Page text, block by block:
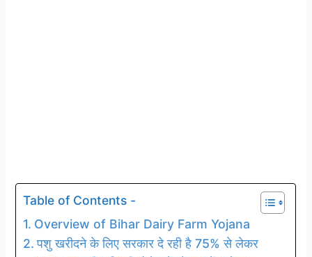
Table of Contents -
Overview of Bihar Dairy Farm Yojana
पशु खरीदने के लिए सरकार दे रही है 75% से लेकर